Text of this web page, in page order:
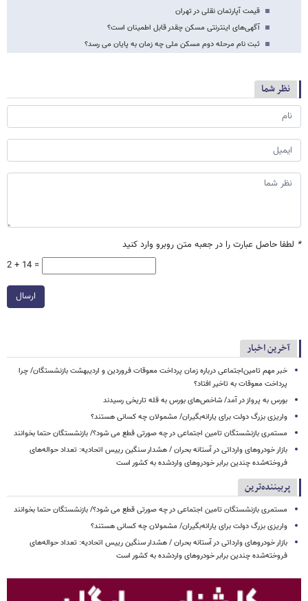
قیمت آپارتمان نقلی در تهران
آگهی‌های اینترنتی مسکن چقدر قابل اطمینان است؟
ثبت نام مرحله دوم مسکن ملی چه زمان به پایان می رسد؟
نظر شما
* لطفا حاصل عبارت را در جعبه متن روبرو وارد کنید
2 + 14 =
ارسال
آخرین اخبار
خبر مهم تامین‌اجتماعی درباره زمان پرداخت معوقات فروردین و اردیبهشت بازنشستگان/ چرا
پرداخت معوقات به تاخیر افتاد؟
بورس به پرواز در آمد/ شاخص‌های بورس به قله تاریخی رسیدند
واریزی بزرگ دولت برای یارانه‌بگیران/ مشمولان چه کسانی هستند؟
مستمری بازنشستگان تامین اجتماعی در چه صورتی قطع می شود؟/ بازنشستگان حتما بخوانند
بازار خودروهای وارداتی در آستانه بحران / هشدار سنگین رییس اتحادیه: تعداد حواله‌های
فروخته‌شده چندین برابر خودروهای واردشده به کشور است
پربیننده‌ترین
مستمری بازنشستگان تامین اجتماعی در چه صورتی قطع می شود؟/ بازنشستگان حتما بخوانند
واریزی بزرگ دولت برای یارانه‌بگیران/ مشمولان چه کسانی هستند؟
بازار خودروهای وارداتی در آستانه بحران / هشدار سنگین رییس اتحادیه: تعداد حواله‌های
فروخته‌شده چندین برابر خودروهای واردشده به کشور است